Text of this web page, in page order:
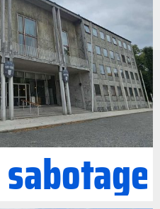
sabotage